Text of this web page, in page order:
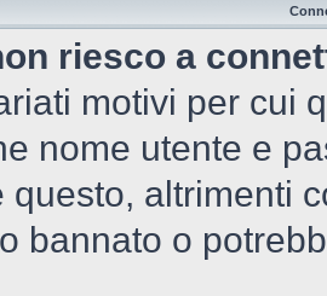
riesco a
motivi per cui
nome utente e
questo, altrimenti
bannato o